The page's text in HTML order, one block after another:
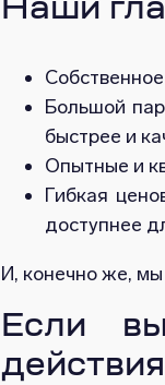
Наши
Большой
быстрее и
Опытные и
Гибкая
доступнее
И, конечно же,
Если